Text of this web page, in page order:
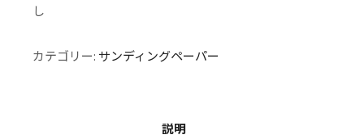
し
カテゴリー: サンディングペーパー
説明